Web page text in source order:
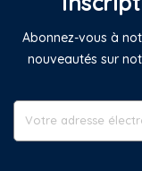
Abonnez-vous à
nouveautés sur